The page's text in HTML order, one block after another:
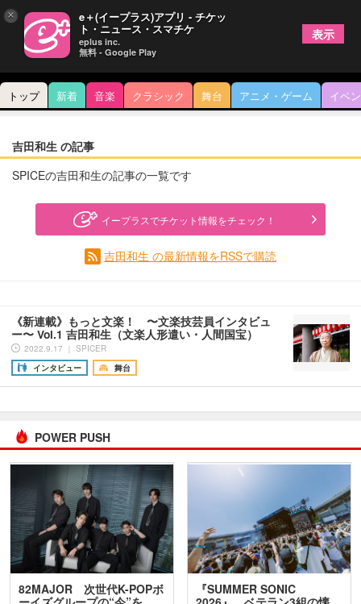
トップ 新着 音楽 クラシック 舞台 アニメ・ゲーム イベ
吉田和生 の記事
SPICEの吉田和生の記事の一覧です
イープラスでチケット情報をチェック！
吉田和生 の最新情報をRSSで購読
《新連載》もっと文楽！ 〜文楽技芸員インタビュ
ー〜 Vol.1 吉田和生（文楽人形遣い・人間国宝）
2022.9.17 ｜ SPICER
インタビュー
舞台
POWER PUSH
82MAJOR 次世代K-POPボ
『SUMMER SONIC
× e＋(イープラス)アプリ - チケッ
ト・ニュース・スマチケ
eplus inc.
無料 - Google Play
表示